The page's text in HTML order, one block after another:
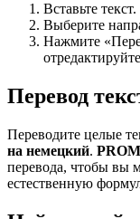
Вставьте текст.
Выберите
Нажмите
Перевод
Переводите целые
на немецкий.
перевода, чтобы вы
естественную